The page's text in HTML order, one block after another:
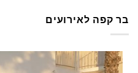
בר קפה לאירועים